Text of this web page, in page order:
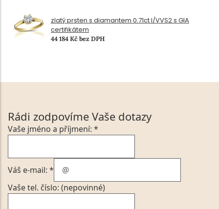
zlatý prsten s diamantem 0.71ct I/VVS2 s GIA
certifikátem
44 184 Kč bez DPH
Rádi zodpovíme Vaše dotazy
Vaše jméno a příjmení: *
Váš e-mail: *
Vaše tel. číslo: (nepovinné)